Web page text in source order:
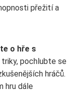
přežití a
o hře s
pochlubte se
hráčů.
hru dále